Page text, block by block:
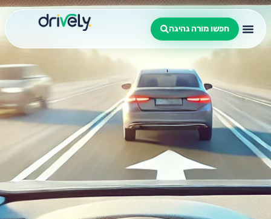
חפשו מורה נהיגה